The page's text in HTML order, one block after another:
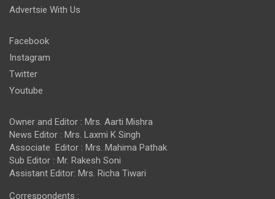
Advertsie With Us
Facebook
Instagram
Twitter
Youtube
Owner and Editor : Mrs. Aarti Mishra
News Editor : Mrs. Laxmi K Singh
Associate Editor : Mrs. Mahima Pathak
Sub Editor : Mr. Rakesh Soni
Assistant Editor: Mrs. Richa Tiwari
Correspondents :